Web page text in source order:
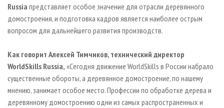
Russia представляет особое значение для отрасли деревянного
домостроения, и подготовка кадров является наиболее острым
вопросом для дальнейшего развития производств.
Как говорит Алексей Тимчиков, технический директор
WorldSkills Russia, «Сегодня движение WorldSkills в России набрало
существенные обороты, а деревянное домостроение, по нашему
мнению, занимает особое место. Профессии по обработке дерева и
деревянному домостроению одни из самых распространенных и